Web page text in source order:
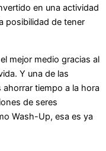
en una actividad
posibilidad de tener
mejor medio gracias al
Y una de las
tiempo a la hora
de seres
Wash-Up, esa es ya